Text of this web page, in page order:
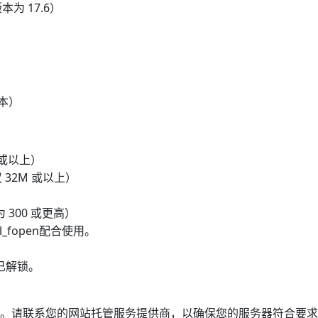
为 17.6）
上）
或以上）
或更高）
配合使用。
锁。
请联系您的网站托管服务提供商，以确保您的服务器符合要